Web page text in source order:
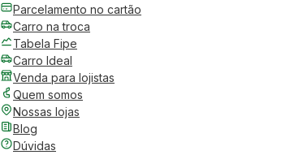
Parcelamento no cartão
Carro na troca
Tabela Fipe
Carro Ideal
Venda para lojistas
Quem somos
Nossas lojas
Blog
Dúvidas